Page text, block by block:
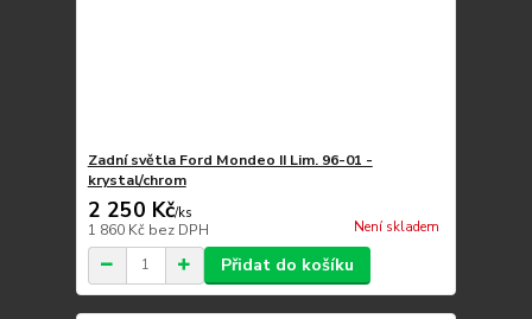
Zadní světla Ford Mondeo II Lim. 96-01 -
krystal/chrom
2 250 Kč/ks
1 860 Kč bez DPH Není skladem
Přidat do košíku